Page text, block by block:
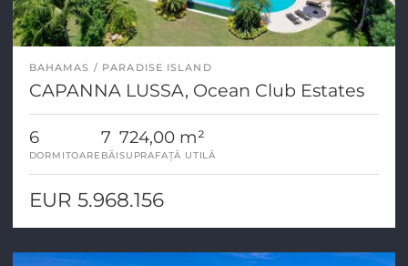
BAHAMAS PARADISE ISLAND
CAPANNA LUSSA, Ocean Club Estates
6
DORMITOARE
7
BĂI
724,00 m²
SUPRAFAȚĂ UTILĂ
EUR 5.968.156